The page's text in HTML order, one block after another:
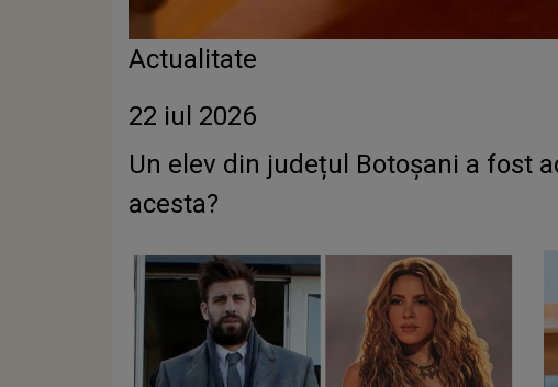
Actualitate
22 iul 2026
Un elev din județul Botoșani a fost
acesta?